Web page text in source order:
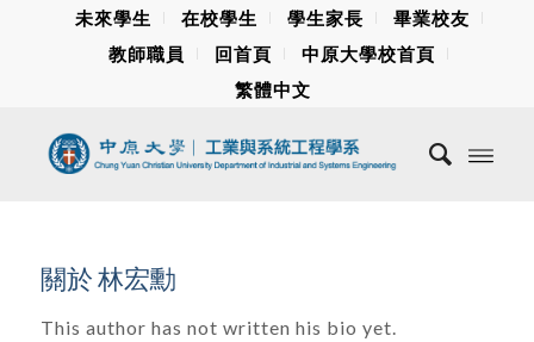
未來學生 在校學生 學生家長
畢業校友
教師職員
回首頁
中原大學校首頁
繁體中文
關於林宏勳
This author has not written his bio yet.